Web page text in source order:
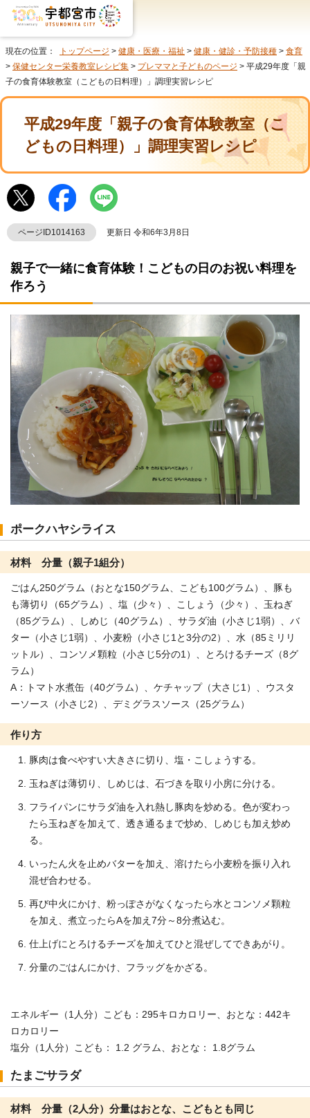
現在の位置： トップページ > 健康・医療・福祉 > 健康・健診・予防接種 > 食育
> 保健センター栄養教室レシピ集 > プレママと子どものページ > 平成29年度「親
子の食育体験教室（こどもの日料理）」調理実習レシピ
平成29年度「親子の食育体験教室（こ
どもの日料理）」調理実習レシピ
ページID1014163 更新日 令和6年3月8日
親子で一緒に食育体験！こどもの日のお祝い料理を
作ろう
ポークハヤシライス
材料 分量（親子1組分）
ごはん250グラム（おとな150グラム、こども100グラム）、豚も
も薄切り（65グラム）、塩（少々）、こしょう（少々）、玉ねぎ
（85グラム）、しめじ（40グラム）、サラダ油（小さじ1弱）、バ
ター（小さじ1弱）、小麦粉（小さじ1と3分の2）、水（85ミリリ
ットル）、コンソメ顆粒（小さじ5分の1）、とろけるチーズ（8グ
ラム）
A：トマト水煮缶（40グラム）、ケチャップ（大さじ1）、ウスタ
ーソース（小さじ2）、デミグラスソース（25グラム）
作り方
豚肉は食べやすい大きさに切り、塩・こしょうする。
玉ねぎは薄切り、しめじは、石づきを取り小房に分ける。
フライパンにサラダ油を入れ熱し豚肉を炒める。色が変わっ
たら玉ねぎを加えて、透き通るまで炒め、しめじも加え炒め
る。
いったん火を止めバターを加え、溶けたら小麦粉を振り入れ
混ぜ合わせる。
再び中火にかけ、粉っぽさがなくなったら水とコンソメ顆粒
を加え、煮立ったらAを加え7分～8分煮込む。
仕上げにとろけるチーズを加えてひと混ぜしてできあがり。
分量のごはんにかけ、フラッグをかざる。
エネルギー（1人分）こども：295キロカロリー、おとな：442キ
ロカロリー
塩分（1人分）こども： 1.2 グラム、おとな： 1.8グラム
たまごサラダ
材料 分量（2人分）分量はおとな、こどもとも同じ